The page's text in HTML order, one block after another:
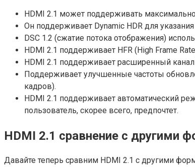
HDMI 2.1 может поддерживать
Он поддерживает Dynamic HDR для
DSC 1.2 (сжатие потока отображения)
HDMI 2.1 поддерживает HFR (High Frame
HDMI 2.1 поддерживает расширенный канал
Поддерживает улучшенные частоты
кадров).
HDMI 2.1 поддерживает автоматический
пользователь, скорее всего, предпочтет.
HDMI 2.1 сравнение с другими
Давайте теперь сравним HDMI 2.1 с другими